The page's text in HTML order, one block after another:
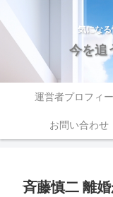
気にな
今を追
運営者プロフィ
お問い合わせ
斉藤慎二 離